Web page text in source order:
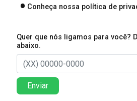
Conheça nossa política de
Quer que nós ligamos para você?
abaixo.
Enviar